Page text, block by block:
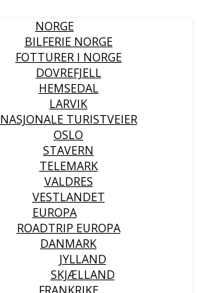
NORGE
BILFERIE NORGE
FOTTURER I NORGE
DOVREFJELL
HEMSEDAL
LARVIK
NASJONALE TURISTVEIER
OSLO
STAVERN
TELEMARK
VALDRES
VESTLANDET
EUROPA
ROADTRIP EUROPA
DANMARK
JYLLAND
SKJÆLLAND